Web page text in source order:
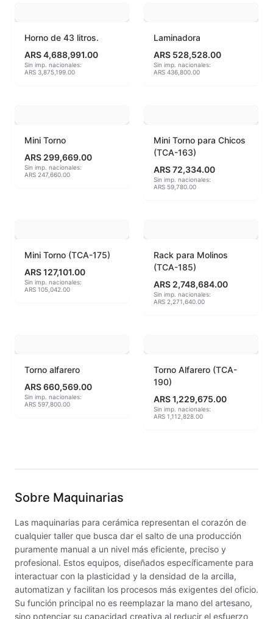
Crisoles refractarios
Engobes
Esmaltes fundentes fluxes
Esmaltes Jaspeados
Esmaltes para gres (1150º - 1200º)
Esmaltes para porcelana (1230ºC - 1270ºC)
Granillas (970ºC-1020ºC)
Hereaus (750ºC - 850ºC)
Lápices y rotuladores
Libros y Revistas
Maquinarias
Horno de 43 litros.
ARS 4,688,991.00
Sin imp. nacionales:
ARS 3,875,199.00
Laminadora
ARS 528,528.00
Sin imp. nacionales:
ARS 436,800.00
Mini Torno
ARS 299,669.00
Sin imp. nacionales:
ARS 247,660.00
Mini Torno para Chicos
(TCA-163)
ARS 72,334.00
Sin imp. nacionales:
ARS 59,780.00
Mini Torno (TCA-175)
ARS 127,101.00
Sin imp. nacionales:
ARS 105,042.00
Rack para Molinos
(TCA-185)
ARS 2,748,684.00
Sin imp. nacionales:
ARS 2,271,640.00
Torno alfarero
ARS 660,569.00
Sin imp. nacionales:
ARS 597,800.00
Torno Alfarero (TCA-
190)
ARS 1,229,675.00
Sin imp. nacionales:
ARS 1,112,828.00
Sobre Maquinarias
Las maquinarias para cerámica representan el corazón de
cualquier taller que busca dar el salto de una producción
puramente manual a un nivel más eficiente, preciso y
profesional. Estos equipos, diseñados específicamente para
interactuar con la plasticidad y la densidad de la arcilla,
automatizan y facilitan los procesos más exigentes del oficio.
Su función principal no es reemplazar la mano del artesano,
sino potenciar su capacidad creativa al reducir el esfuerzo